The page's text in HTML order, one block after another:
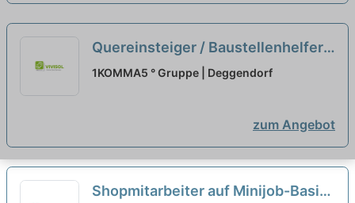
Quereinsteiger / Baustellenhelfer
SHK (m/w/d) Wärmepumpen &
1KOMMA5 ° Gruppe | Deggendorf
zum Angebot
Shopmitarbeiter auf Minijob-Basis